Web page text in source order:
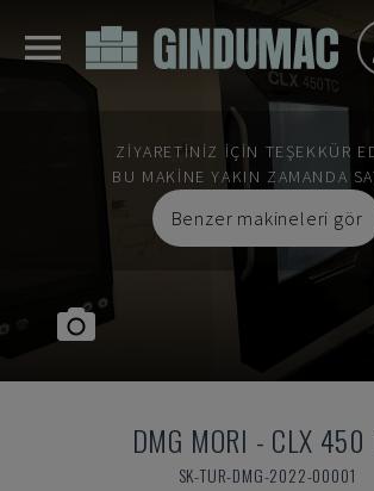
ZIYARETINIZ IÇIN TEŞEKKÜR
BU MAKINE YAKIN ZAMANDA
Benzer makineleri gör
DMG MORI - CLX 450
SK-TUR-DMG-2022-00001